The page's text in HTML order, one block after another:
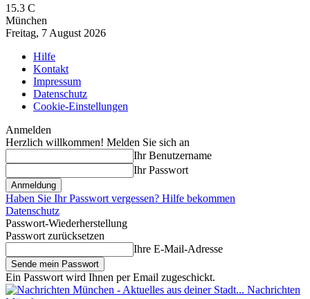
15.3 C
München
Freitag, 7 August 2026
Hilfe
Kontakt
Impressum
Datenschutz
Cookie-Einstellungen
Anmelden
Herzlich willkommen! Melden Sie sich an
Ihr Benutzername
Ihr Passwort
Haben Sie Ihr Passwort vergessen? Hilfe bekommen
Datenschutz
Passwort-Wiederherstellung
Passwort zurücksetzen
Ihre E-Mail-Adresse
Ein Passwort wird Ihnen per Email zugeschickt.
Nachrichten